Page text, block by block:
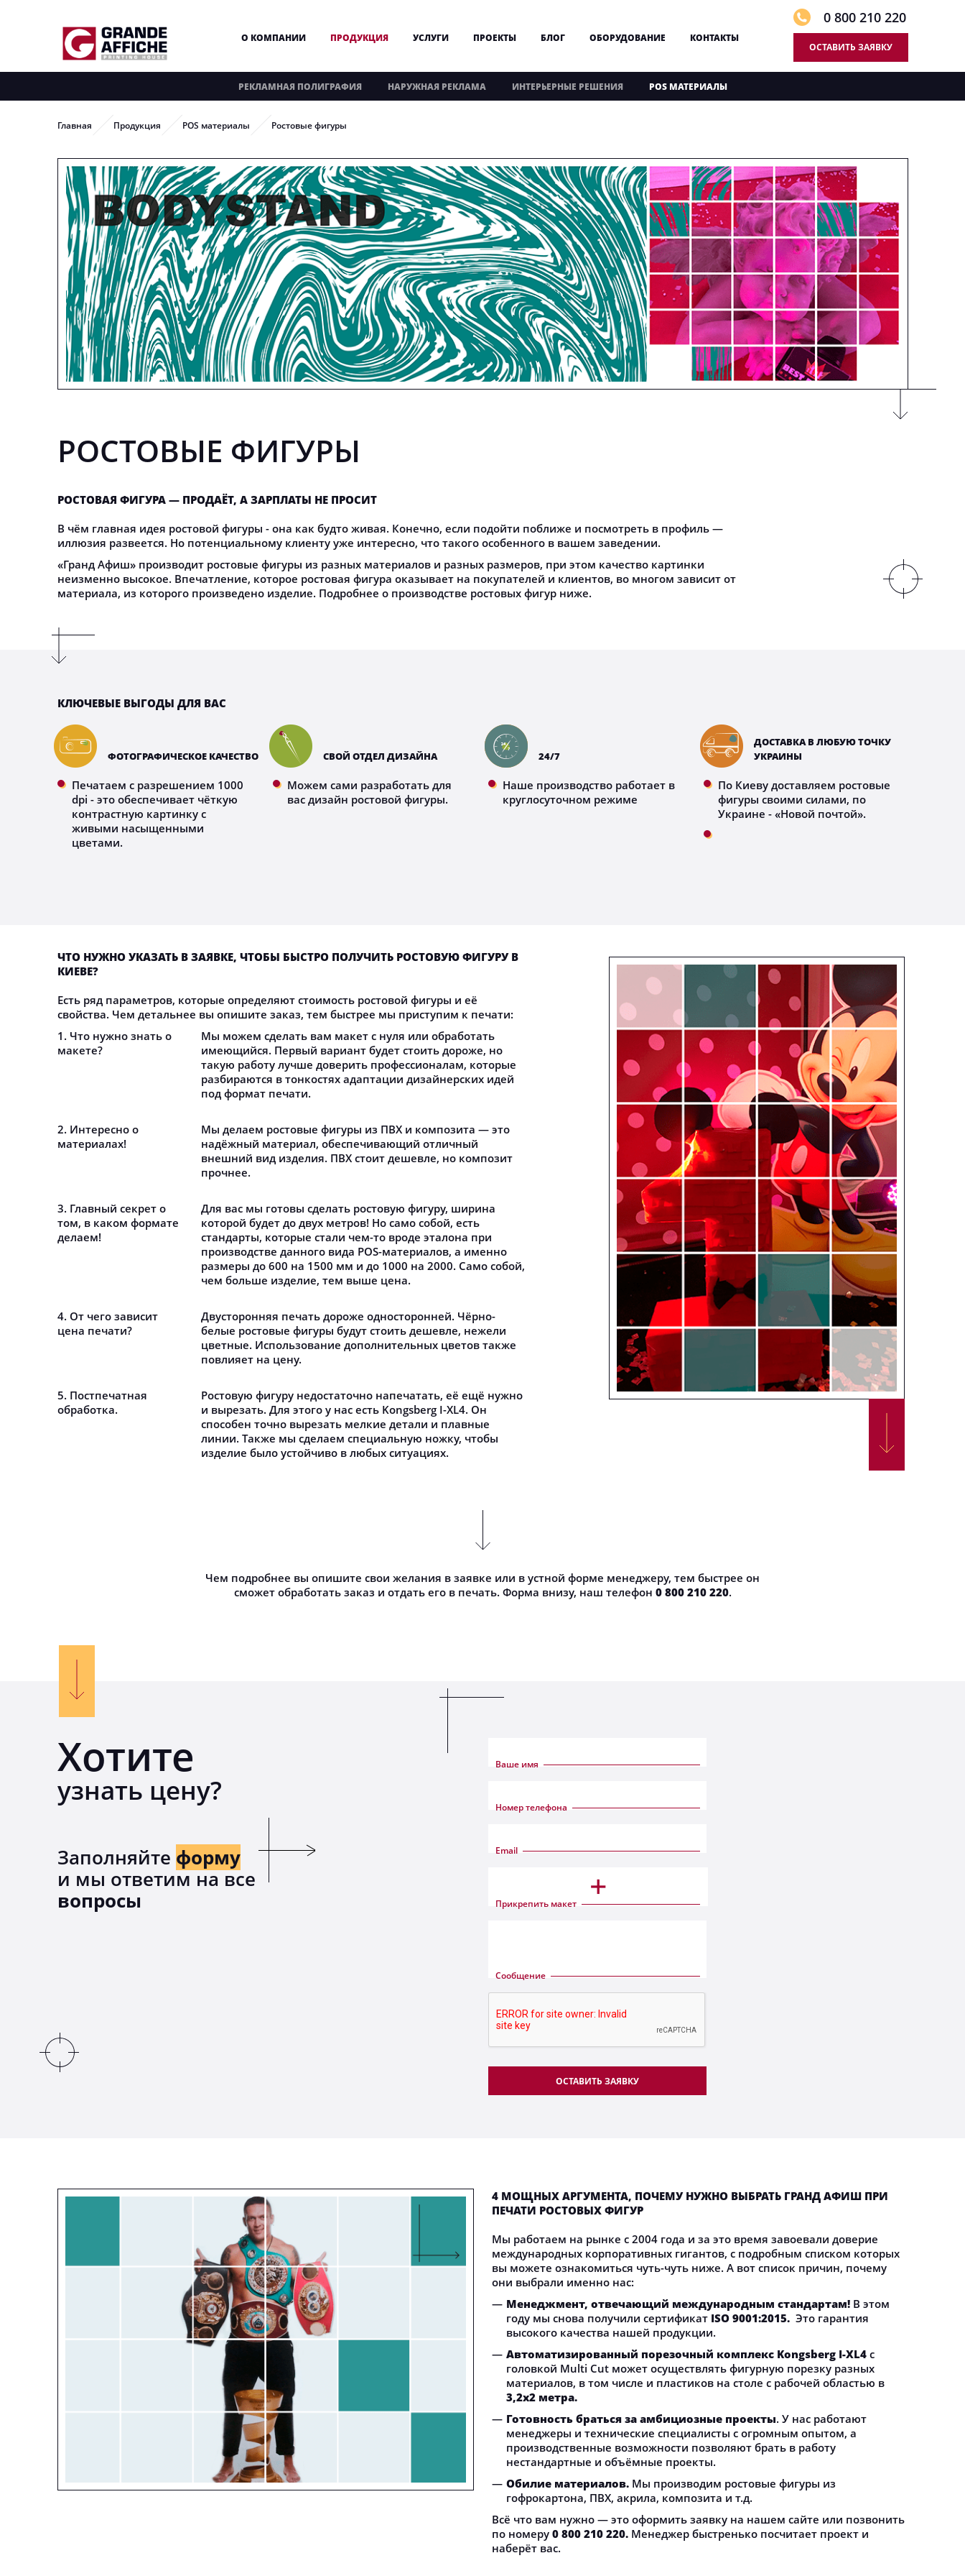
О КОМПАНИИ ПРОДУКЦИЯ УСЛУГИ ПРОЕКТЫ БЛОГ ОБОРУДОВАНИЕ КОНТАКТЫ
0 800 210 220
ОСТАВИТЬ ЗАЯВКУ
РЕКЛАМНАЯ ПОЛИГРАФИЯ НАРУЖНАЯ РЕКЛАМА ИНТЕРЬЕРНЫЕ РЕШЕНИЯ POS МАТЕРИАЛЫ
Главная Продукция POS материалы Ростовые фигуры
РОСТОВЫЕ ФИГУРЫ
РОСТОВАЯ ФИГУРА — ПРОДАЁТ, А ЗАРПЛАТЫ НЕ ПРОСИТ
В чём главная идея ростовой фигуры - она как будто живая. Конечно, если подойти поближе и посмотреть в профиль —
иллюзия развеется. Но потенциальному клиенту уже интересно, что такого особенного в вашем заведении.
«Гранд Афиш» производит ростовые фигуры из разных материалов и разных размеров, при этом качество картинки
неизменно высокое. Впечатление, которое ростовая фигура оказывает на покупателей и клиентов, во многом зависит от
материала, из которого произведено изделие. Подробнее о производстве ростовых фигур ниже.
КЛЮЧЕВЫЕ ВЫГОДЫ ДЛЯ ВАС
ФОТОГРАФИЧЕСКОЕ КАЧЕСТВО
Печатаем с разрешением 1000
dpi - это обеспечивает чёткую
контрастную картинку с
живыми насыщенными
цветами.
СВОЙ ОТДЕЛ ДИЗАЙНА
Можем сами разработать для
вас дизайн ростовой фигуры.
24/7
Наше производство работает в
круглосуточном режиме
ДОСТАВКА В ЛЮБУЮ ТОЧКУ
УКРАИНЫ
По Киеву доставляем ростовые
фигуры своими силами, по
Украине - «Новой почтой».
ЧТО НУЖНО УКАЗАТЬ В ЗАЯВКЕ, ЧТОБЫ БЫСТРО ПОЛУЧИТЬ РОСТОВУЮ ФИГУРУ В
КИЕВЕ?
Есть ряд параметров, которые определяют стоимость ростовой фигуры и её
свойства. Чем детальнее вы опишите заказ, тем быстрее мы приступим к печати:
1. Что нужно знать о
макете?
Мы можем сделать вам макет с нуля или обработать
имеющийся. Первый вариант будет стоить дороже, но
такую работу лучше доверить профессионалам, которые
разбираются в тонкостях адаптации дизайнерских идей
под формат печати.
2. Интересно о
материалах!
Мы делаем ростовые фигуры из ПВХ и композита — это
надёжный материал, обеспечивающий отличный
внешний вид изделия. ПВХ стоит дешевле, но композит
прочнее.
3. Главный секрет о
том, в каком формате
делаем!
Для вас мы готовы сделать ростовую фигуру, ширина
которой будет до двух метров! Но само собой, есть
стандарты, которые стали чем-то вроде эталона при
производстве данного вида POS-материалов, а именно
размеры до 600 на 1500 мм и до 1000 на 2000. Само собой,
чем больше изделие, тем выше цена.
4. От чего зависит
цена печати?
Двусторонняя печать дороже односторонней. Чёрно-
белые ростовые фигуры будут стоить дешевле, нежели
цветные. Использование дополнительных цветов также
повлияет на цену.
5. Постпечатная
обработка.
Ростовую фигуру недостаточно напечатать, её ещё нужно
и вырезать. Для этого у нас есть Kongsberg I-XL4. Он
способен точно вырезать мелкие детали и плавные
линии. Также мы сделаем специальную ножку, чтобы
изделие было устойчиво в любых ситуациях.
Чем подробнее вы опишите свои желания в заявке или в устной форме менеджеру, тем быстрее он
сможет обработать заказ и отдать его в печать. Форма внизу, наш телефон 0 800 210 220.
Хотите
узнать цену?
Заполняйте форму
и мы ответим на все
вопросы
Ваше имя
Номер телефона
Email
Прикрепить макет +
Сообщение
ОСТАВИТЬ ЗАЯВКУ
4 МОЩНЫХ АРГУМЕНТА, ПОЧЕМУ НУЖНО ВЫБРАТЬ ГРАНД АФИШ ПРИ
ПЕЧАТИ РОСТОВЫХ ФИГУР
Мы работаем на рынке с 2004 года и за это время завоевали доверие
международных корпоративных гигантов, с подробным списком которых
вы можете ознакомиться чуть-чуть ниже. А вот список причин, почему
они выбрали именно нас:
Менеджмент, отвечающий международным стандартам!В этом
году мы снова получили сертификатISO 9001:2015.Это гарантия
высокого качества нашей продукции.
Автоматизированный порезочный комплекс Kongsberg I-XL4с
головкой Multi Cut может осуществлять фигурную порезку разных
материалов, в том числе и пластиков на столе с рабочей областью в
3,2х2 метра.
Готовность браться за амбициозные проекты. У нас работают
менеджеры и технические специалисты с огромным опытом, а
производственные возможности позволяют брать в работу
нестандартные и объёмные проекты.
Обилие материалов. Мы производим ростовые фигуры из
гофрокартона, ПВХ, акрила, композита и т.д.
Всё что вам нужно — это оформить заявку на нашем сайте или позвонить
по номеру 0 800 210 220.Менеджер быстренько посчитает проект и
наберёт вас.